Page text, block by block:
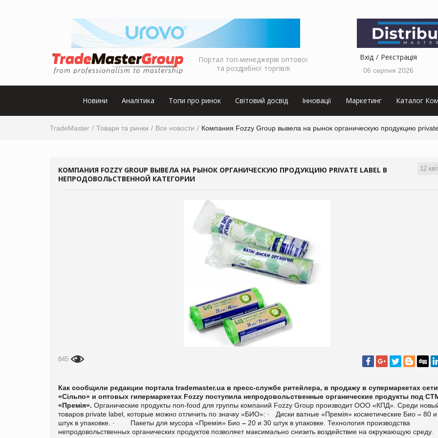
Портал топ-менеджерів оптової
та роздрібної торгівлі
Вхід Реєстрація
06 серпня 2026
Новини Аналітика Топи про ринок Світовий досвід Інновації Маркетинг Каталог
TradeMaster Товари та ринки Все новости Компания Fozzy Group вывела на рынок органическую продукцию
12
КОМПАНИЯ FOZZY GROUP ВЫВЕЛА НА РЫНОК ОРГАНИЧЕСКУЮ ПРОДУКЦИЮ PRIVATE LABEL В
НЕПРОДОВОЛЬСТВЕННОЙ КАТЕГОРИИ
845
Как сообщили редакции портала trademaster.ua в пресс-службе ритейлера, в продажу в супермаркетах сети
«Сільпо» и оптовых гипермаркетах Fozzy поступила непродовольственные органические продукты под
«Премія». Органические продукты non-food для группы компаний Fozzy Group производит ООО «КПД». Среди
товаров private label, которые можно отличить по значку «БИО»: · Диски ватные «Премія» косметические Био – 80
штук в упаковке. · Пакеты для мусора «Премія» Био – 20 и 30 штук в упаковке. Технология производства
непродовольственных органических продуктов позволяет максимально снизить воздействие на окружающую среду.